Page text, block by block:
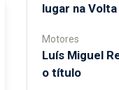
lugar na
Motores
Luís Miguel
o título